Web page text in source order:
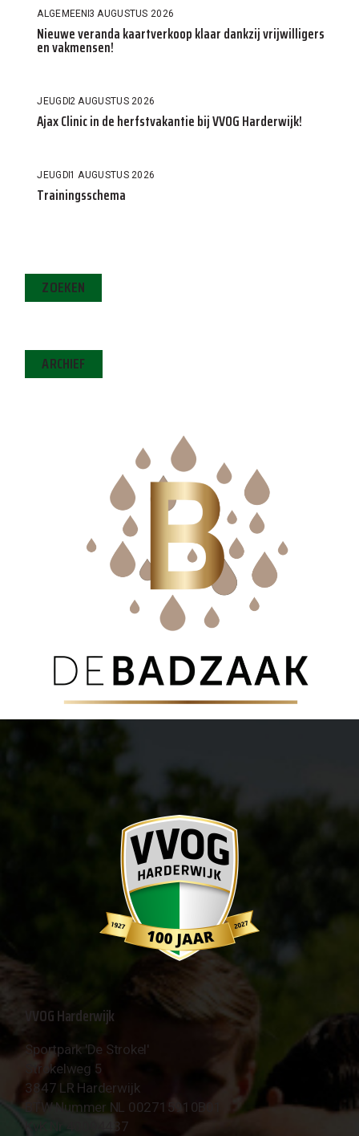
ALGEMEEN3 AUGUSTUS 2026
Nieuwe veranda kaartverkoop klaar dankzij vrijwilligers
en vakmensen!
JEUGD2 AUGUSTUS 2026
Ajax Clinic in de herfstvakantie bij VVOG Harderwijk!
JEUGD1 AUGUSTUS 2026
Trainingsschema
ZOEKEN
ARCHIEF
VVOG Harderwijk
Sportpark 'De Strokel'
Strokelweg 5
3847 LR Harderwijk
BTW Nummer NL 002715910B01
KvK Nr 40094437